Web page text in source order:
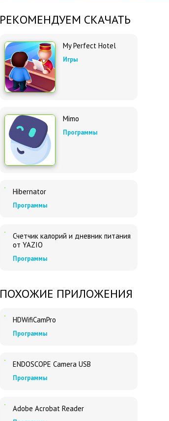
РЕКОМЕНДУЕМ СКАЧАТЬ
My Perfect Hotel
Игры
Mimo
Программы
Hibernator
Программы
Счетчик калорий и дневник питания
от YAZIO
Программы
ПОХОЖИЕ ПРИЛОЖЕНИЯ
HDWifiCamPro
Программы
ENDOSCOPE Camera USB
Программы
Adobe Acrobat Reader